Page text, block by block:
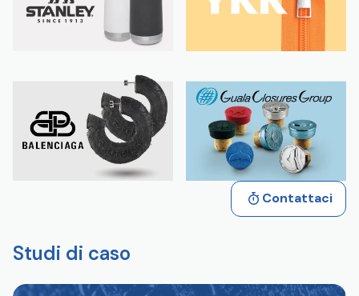
Contattaci
Studi di caso